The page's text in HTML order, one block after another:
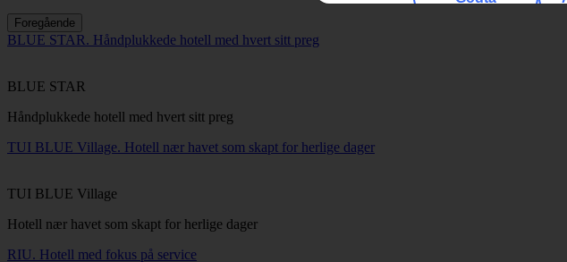
Foregående
BLUE STAR. Håndplukkede hotell med hvert sitt preg
BLUE STAR
Håndplukkede hotell med hvert sitt preg
TUI BLUE Village. Hotell nær havet som skapt for herlige dager
TUI BLUE Village
Hotell nær havet som skapt for herlige dager
RIU. Hotell med fokus på service